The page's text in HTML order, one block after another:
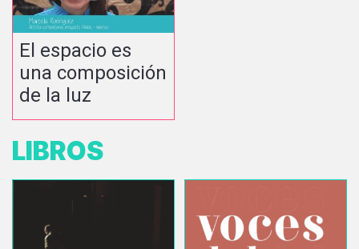
El espacio es
una composición
de la luz
LIBROS